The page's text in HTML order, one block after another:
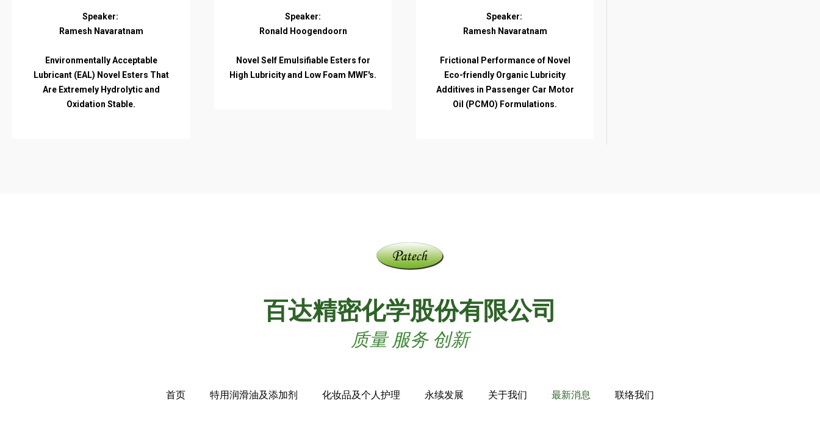
Speaker:
Ramesh Navaratnam
Environmentally Acceptable
Lubricant (EAL) Novel Esters That
Are Extremely Hydrolytic and
Oxidation Stable.
Speaker:
Ronald Hoogendoorn
Novel Self Emulsifiable Esters for
High Lubricity and Low Foam MWF's.
Speaker:
Ramesh Navaratnam
Frictional Performance of Novel
Eco-friendly Organic Lubricity
Additives in Passenger Car Motor
Oil (PCMO) Formulations.
百达精密化学股份有限公司
质量 服务 创新
首页 特用润滑油及添加剂 化妆品及个人护理 永续发展 关于我们 最新消息 联络我们